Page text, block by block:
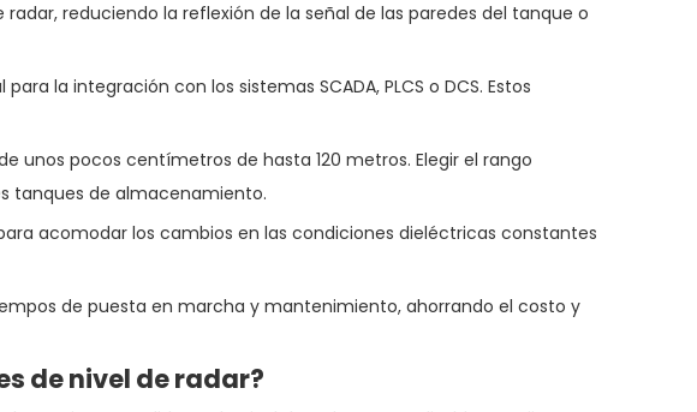
reduciendo la reflexión de la señal de las paredes del tanque o
la integración con los sistemas SCADA, PLCS o DCS. Estos
unos pocos centímetros de hasta 120 metros. Elegir el rango
tanques de almacenamiento.
acomodar los cambios en las condiciones dieléctricas constantes
de puesta en marcha y mantenimiento, ahorrando el costo y
de nivel de radar?